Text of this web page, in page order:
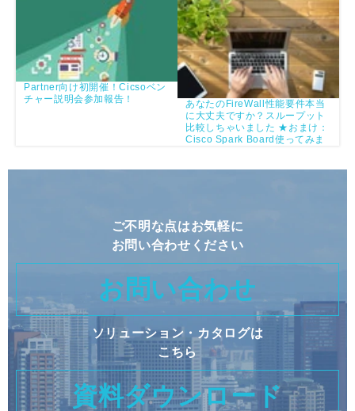
Partner向け初開催！Cicsoベン
チャー説明会参加報告！
あなたのFireWall性能要件本当
に大丈夫ですか？スループット
比較しちゃいました ★おまけ：
Cisco Spark Board使ってみま
ご不明な点はお気軽に
お問い合わせください
お問い合わせ
ソリューション・カタログは
こちら
資料ダウンロード